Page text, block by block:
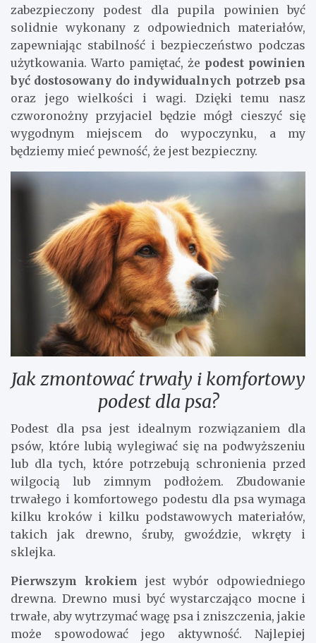
zabezpieczony podest dla pupila powinien być
solidnie wykonany z odpowiednich materiałów,
zapewniając stabilność i bezpieczeństwo podczas
użytkowania. Warto pamiętać, że podest powinien
być dostosowany do indywidualnych potrzeb psa
oraz jego wielkości i wagi. Dzięki temu nasz
czworonożny przyjaciel będzie mógł cieszyć się
wygodnym miejscem do wypoczynku, a my
będziemy mieć pewność, że jest bezpieczny.
Jak zmontować trwały i komfortowy
podest dla psa?
Podest dla psa jest idealnym rozwiązaniem dla
psów, które lubią wylegiwać się na podwyższeniu
lub dla tych, które potrzebują schronienia przed
wilgocią lub zimnym podłożem. Zbudowanie
trwałego i komfortowego podestu dla psa wymaga
kilku kroków i kilku podstawowych materiałów,
takich jak drewno, śruby, gwoździe, wkręty i
sklejka.
Pierwszym krokiem jest wybór odpowiedniego
drewna. Drewno musi być wystarczająco mocne i
trwałe, aby wytrzymać wagę psa i zniszczenia, jakie
może spowodować jego aktywność. Najlepiej